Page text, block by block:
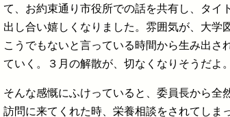
て、お約束通り市役所での話を共有し、タイ
出し合い嬉しくなりました。雰囲気が、大学
こうでもないと言っている時間から生み出さ
ていく。３月の解散が、切なくなりそうだよ。
そんな感慨にふけっていると、委員長から
訪問に来てくれた時、栄養相談をされてしま